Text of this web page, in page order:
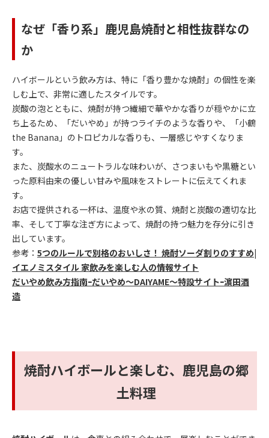
なぜ「香り系」鹿児島焼酎と相性抜群なの
か
ハイボールという飲み方は、特に「香り豊かな焼酎」の個性を楽
しむ上で、非常に適したスタイルです。
炭酸の泡とともに、焼酎が持つ繊細で華やかな香りが穏やかに立
ち上るため、「だいやめ」が持つライチのような香りや、「小鶴
the Banana」のトロピカルな香りも、一層感じやすくなりま
す。
また、炭酸水のニュートラルな味わいが、さつまいもや黒糖とい
った原料由来の優しい甘みや風味をストレートに伝えてくれま
す。
お店で提供される一杯は、温度や氷の質、焼酎と炭酸の適切な比
率、そして丁寧な注ぎ方によって、焼酎の持つ魅力を存分に引き
出しています。
参考： 5つのルールで別格のおいしさ！ 焼酎ソーダ割りのすすめ|
イエノミスタイル 家飲みを楽しむ人の情報サイト
だいやめ飲み方指南ｰだいやめ～DAIYAME～特設サイトｰ濵田酒
造
焼酎ハイボールと楽しむ、鹿児島の郷
土料理